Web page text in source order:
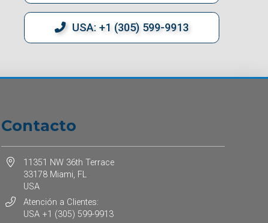
USA: +1 (305) 599-9913
Contacto
11351 NW 36th Terrace
33178 Miami, FL
USA
Atención a Clientes:
USA +1 (305) 599-9913